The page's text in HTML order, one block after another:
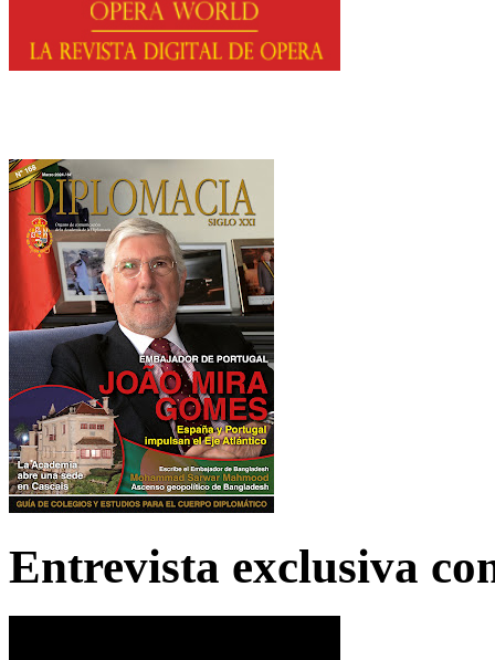
Entrevista exclusiva